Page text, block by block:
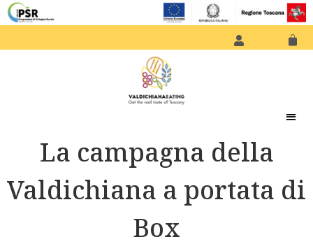
La campagna della
Valdichiana a portata di
Box